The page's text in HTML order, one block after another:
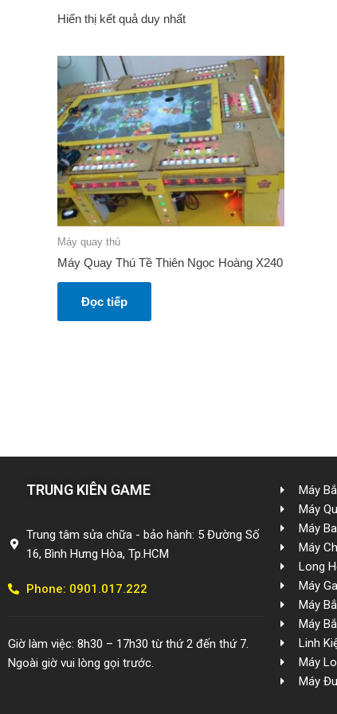
Hiển thị kết quả duy nhất
Máy quay thú
Máy Quay Thú Tề Thiên Ngọc Hoàng X240
Đọc tiếp
TRUNG KIÊN GAME
Trung tâm sửa chữa - bảo hành: 5 Đường Số
16, Bình Hưng Hòa, Tp.HCM
Phone: 0901.017.222
Giờ làm việc: 8h30 – 17h30 từ thứ 2 đến thứ 7.
Ngoài giờ vui lòng gọi trước.
Máy
Máy
Máy
Máy
Long
Máy
Máy
Máy
Linh
Máy
Máy